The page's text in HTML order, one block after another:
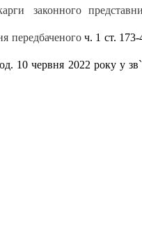
и законного
передбаченогоч. 1 ст.
10 червня 2022 року у